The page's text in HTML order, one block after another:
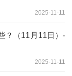
2025-11-11
？（11月11日）-
2025-11-11